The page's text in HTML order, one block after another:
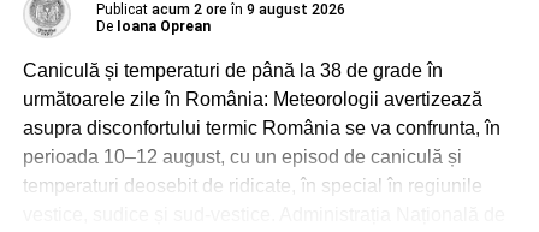
Publicat acum 2 ore în 9 august 2026
De Ioana Oprean
Caniculă și temperaturi de până la 38 de grade în
următoarele zile în România: Meteorologii avertizează
asupra disconfortului termic România se va confrunta, în
perioada 10–12 august, cu un episod de caniculă și
temperaturi deosebit de ridicate, în special în regiunile